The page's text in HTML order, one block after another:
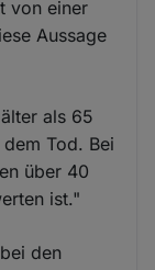
von einer
Aussage
als 65
Tod. Bei
über 40
ist."
den